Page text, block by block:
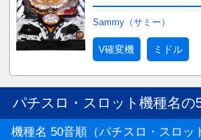
Sammy（サミー）
V確変機 ミドル
パチスロ・スロット機種名の
機種名 50音順（パチスロ・スロッ